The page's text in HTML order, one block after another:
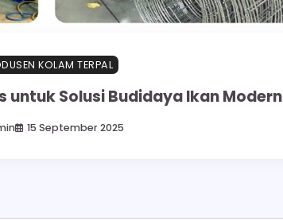
KOLAM TERPAL
untuk Solusi Budidaya Ikan Modern
15 September 2025